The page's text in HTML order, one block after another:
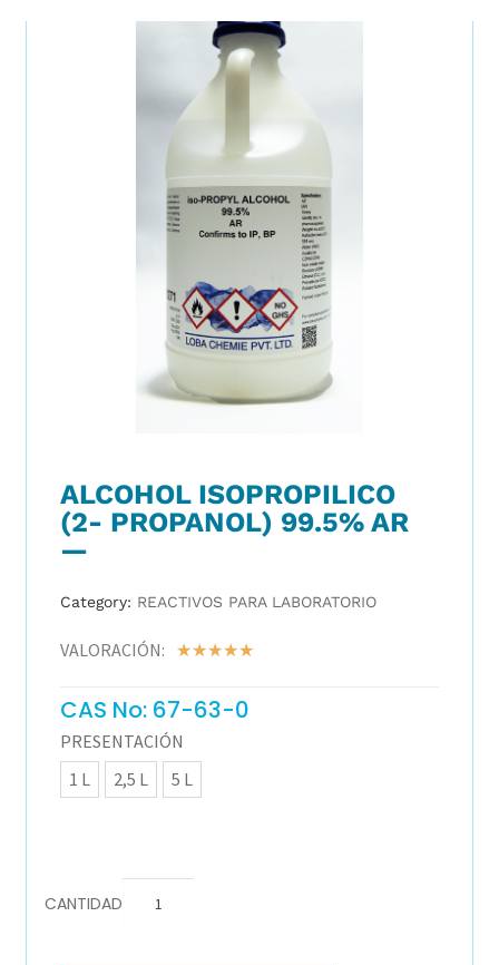
ALCOHOL ISOPROPILICO
(2- PROPANOL) 99.5% AR
—
Category: REACTIVOS PARA LABORATORIO
VALORACIÓN: ☆☆☆☆☆
CAS No: 67-63-0
PRESENTACIÓN
1 L
2,5 L 5 L
CANTIDAD